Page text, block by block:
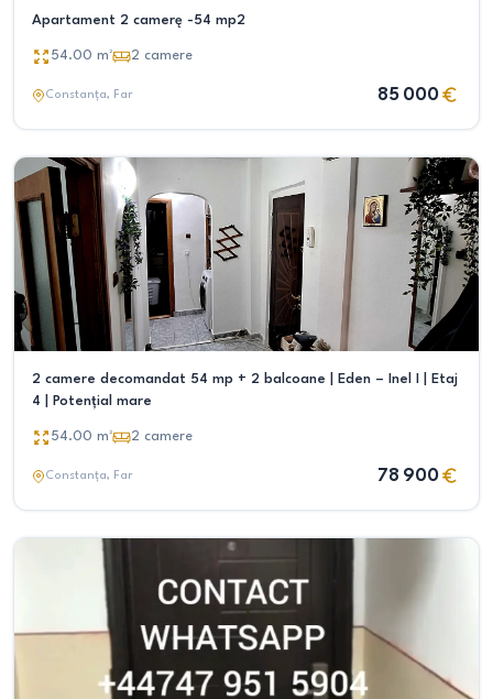
Apartament 2 camerę -54 mp2
54.00 m² 2 camere
Constanța, Far 85 000
2 camere decomandat 54 mp + 2 balcoane | Eden – Inel I | Etaj
4 | Potențial mare
54.00 m² 2 camere
Constanța, Far 78 900